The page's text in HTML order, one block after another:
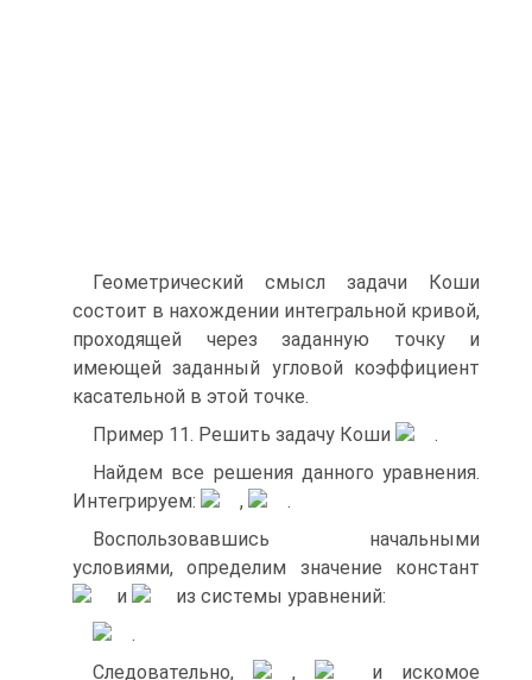
Геометрический смысл задачи Коши
состоит в нахождении интегральной кривой,
проходящей через заданную точку и
имеющей заданный угловой коэффициент
касательной в этой точке.
Пример 11. Решить задачу Коши
.
Найдем все решения данного уравнения.
Интегрируем:
,
.
Воспользовавшись начальными
условиями, определим значение констант
и
из системы уравнений:
.
Следовательно,
,
и искомое